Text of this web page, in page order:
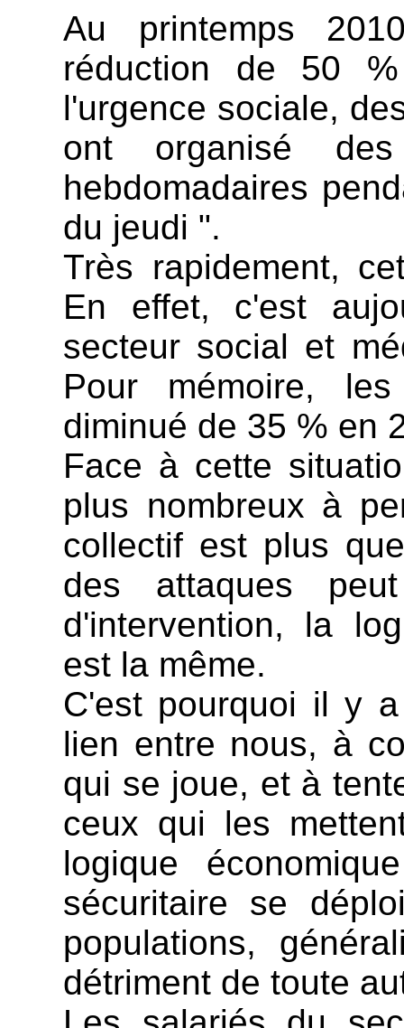
Au printemps
réduction de 50
l'urgence sociale,
ont organisé des
hebdomadaires
du jeudi ".
Très rapidement,
En effet, c'est
secteur social et
Pour mémoire,
diminué de 35 % en
Face à cette
plus nombreux à
collectif est plus
des attaques
d'intervention, la
est la même.
C'est pourquoi il y
lien entre nous, à
qui se joue, et à
ceux qui les
logique
sécuritaire se
populations,
détriment de toute